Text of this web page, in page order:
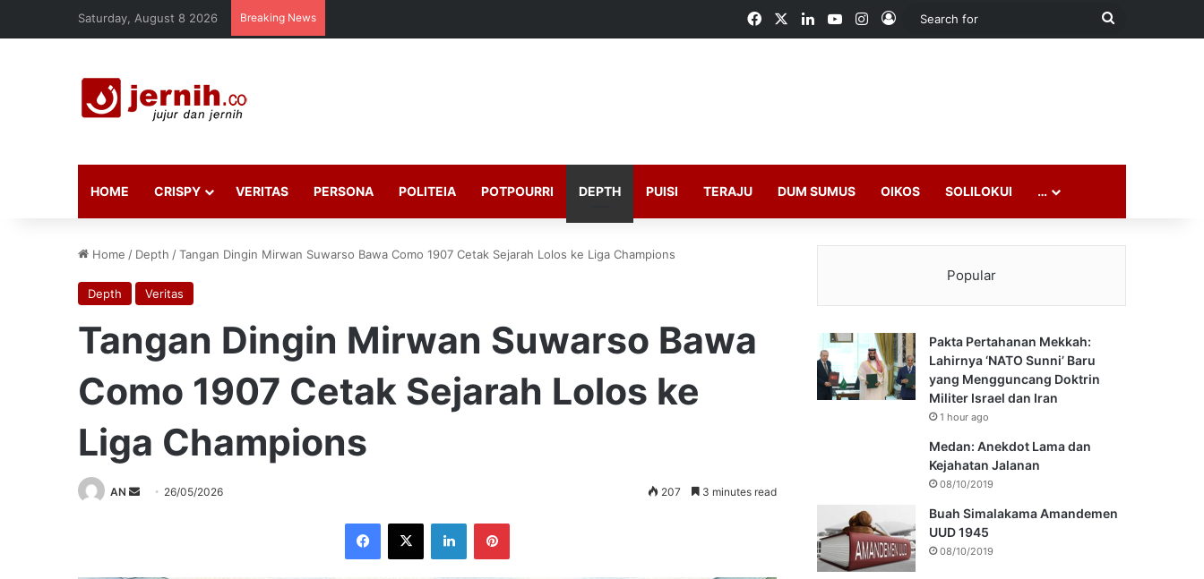
Saturday, August 8 2026 Breaking News FacebookLinkedInYouTubeInstagram
Log In
Search
HOME CRISPY VERITAS PERSONA POLITEIA POTPOURRI DEPTH PUISI TERAJU DUM SUMUS OIKOS SOLILOKUI …
Home / Depth /Tangan Dingin Mirwan Suwarso Bawa Como 1907 Cetak Sejarah Lolos ke Liga Champions
Depth Veritas
Tangan Dingin Mirwan Suwarso Bawa
Como 1907 Cetak Sejarah Lolos ke
Liga Champions
AN
Send 26/05/2026 207 3 minutes read
Facebook
X LinkedInPinterest
Popular
Pakta Pertahanan Mekkah:
Lahirnya ‘NATO Sunni’ Baru
yang Mengguncang Doktrin
Militer Israel dan Iran
1 hour ago
Medan: Anekdot Lama dan
Kejahatan Jalanan
08/10/2019
Buah Simalakama Amandemen
UUD 1945
08/10/2019